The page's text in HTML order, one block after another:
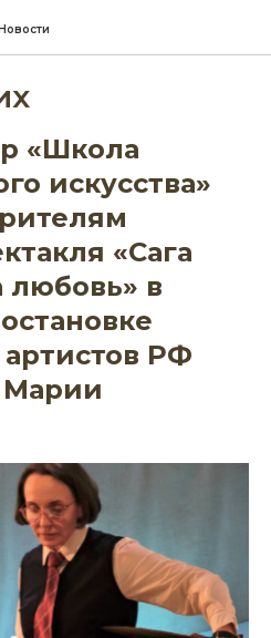
«Школа
искусства»
«Сага
любовь» в
РФ
Марии